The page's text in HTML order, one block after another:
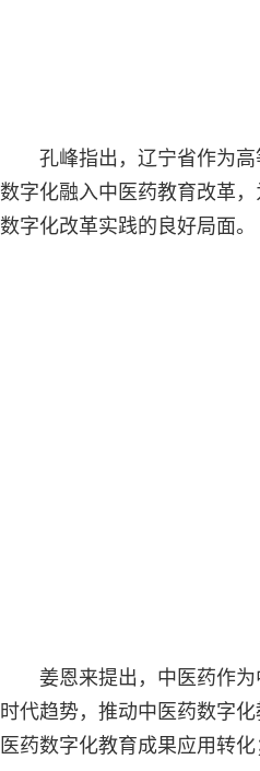
孔峰指出，辽宁省作为
数字化融入中医药教育改革
数字化改革实践的良好局面。
姜恩来提出，中医药作
时代趋势，推动中医药数字
医药数字化教育成果应用转